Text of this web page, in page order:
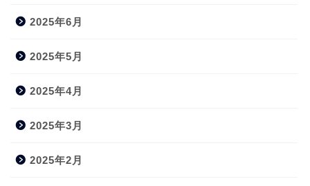
2025年6月
2025年5月
2025年4月
2025年3月
2025年2月